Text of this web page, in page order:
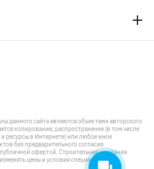
данного сайта являются объектами авторского
копирование, распространение (в том числе
ресурсы в Интернете) или любое иное
без предварительного согласия
офертой. Строительная компания
цены и условия специальных
уведомления.